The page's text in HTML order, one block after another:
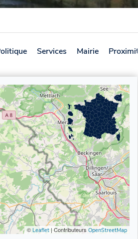
Services Mairie Proximité
© Leaflet | Contributeurs OpenStreetMap